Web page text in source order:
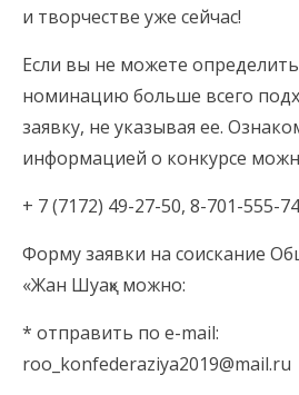
и творчестве уже сейчас!
Если вы не можете
номинацию больше всего
заявку, не указывая ее.
информацией о конкурсе
+ 7 (7172) 49-27-50, 8-701-555-
Форму заявки на соискание
«Жан Шуақ» можно:
* отправить по e-mail:
roo_konfederaziya2019@mail.ru